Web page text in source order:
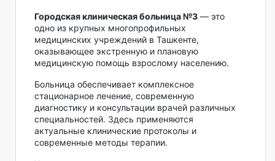
Городская клиническая больница №3 — это
одно из крупных многопрофильных
медицинских учреждений в Ташкенте,
оказывающее экстренную и плановую
медицинскую помощь взрослому населению.
Больница обеспечивает комплексное
стационарное лечение, современную
диагностику и консультации врачей различных
специальностей. Здесь применяются
актуальные клинические протоколы и
современные методы терапии.